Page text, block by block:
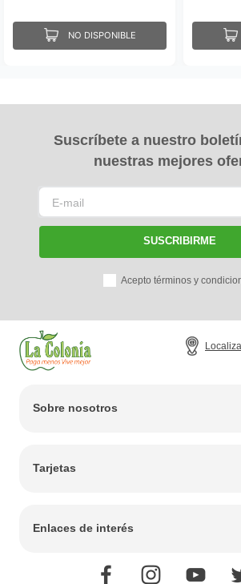
NO DISPONIBLE
Suscríbete a nuestro
nuestras mejores
SUSCRIBIRME
Acepto términos y
Sobre nosotros
Tarjetas
Enlaces de interés